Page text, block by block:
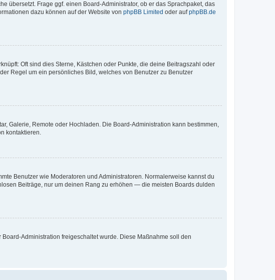
übersetzt. Frage ggf. einen Board-Administrator, ob er das Sprachpaket, das
dazu können auf der Website von phpBB Limited oder aufphpBB.de
Oft sind dies Sterne, Kästchen oder Punkte, die deine Beitragszahl oder
Regel um ein persönliches Bild, welches von Benutzer zu Benutzer
Galerie, Remote oder Hochladen. Die Board-Administration kann bestimmen,
kontaktieren.
Benutzer wie Moderatoren und Administratoren. Normalerweise kannst du
Beiträge, nur um deinen Rang zu erhöhen — die meisten Boards dulden
Administration freigeschaltet wurde. Diese Maßnahme soll den